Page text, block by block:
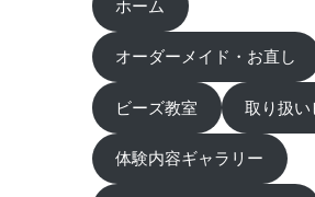
ホーム
オーダーメイド・お直し
ビーズ教室 取り扱
体験内容ギャラリー